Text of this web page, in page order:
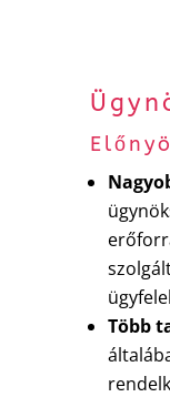
Több